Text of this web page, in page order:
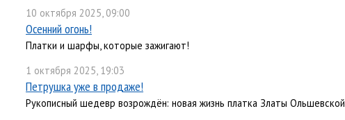
10 октября 2025, 09:00
Осенний огонь!
Платки и шарфы, которые зажигают!
1 октября 2025, 19:03
Петрушка уже в продаже!
Рукописный шедевр возрождён: новая жизнь платка Златы Ольшевской